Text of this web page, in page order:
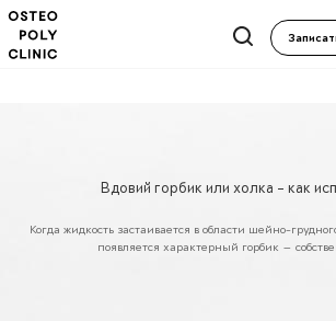
Вдовий горбик или холка – как
Когда жидкость застаивается в области шейно-
появляется характерный горбик —